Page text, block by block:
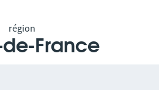
région
de-France